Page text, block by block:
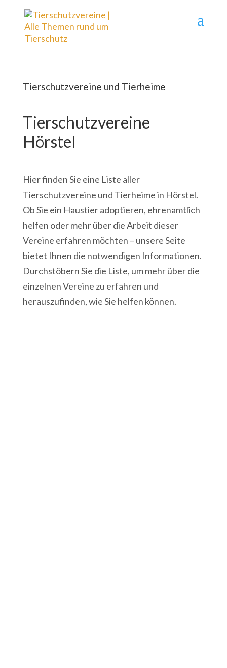
Tierschutzvereine und Tierheime
Tierschutzvereine
Hörstel
Hier finden Sie eine Liste aller
Tierschutzvereine und Tierheime in Hörstel.
Ob Sie ein Haustier adoptieren, ehrenamtlich
helfen oder mehr über die Arbeit dieser
Vereine erfahren möchten – unsere Seite
bietet Ihnen die notwendigen Informationen.
Durchstöbern Sie die Liste, um mehr über die
einzelnen Vereine zu erfahren und
herauszufinden, wie Sie helfen können.